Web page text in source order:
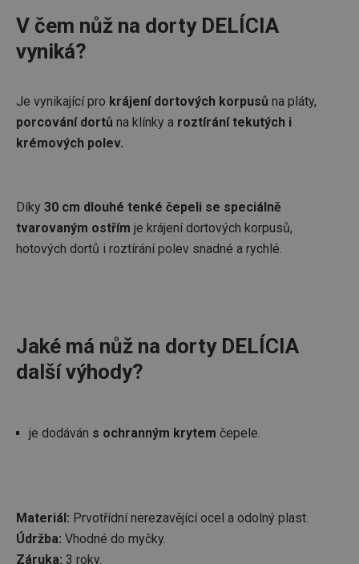
V čem nůž na dorty DELÍCIA
vyniká?
Je vynikající pro krájení dortových korpusů na pláty,
porcování dortů na klínky a roztírání tekutých i
krémových polev.
Díky 30 cm dlouhé tenké čepeli se speciálně
tvarovaným ostřím je krájení dortových korpusů,
hotových dortů i roztírání polev snadné a rychlé.
Jaké má nůž na dorty DELÍCIA
další výhody?
je dodáván s ochranným krytem čepele.
Materiál: Prvotřídní nerezavějící ocel a odolný plast.
Údržba: Vhodné do myčky.
Záruka: 3 roky.